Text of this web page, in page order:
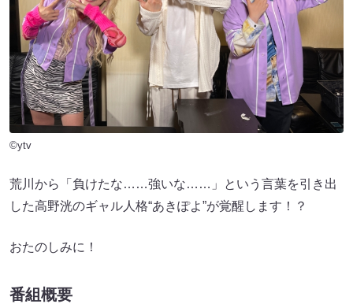
©ytv
荒川から「負けたな……強いな……」という言葉を引き出
した高野洸のギャル人格“あきぽよ”が覚醒します！？
おたのしみに！
番組概要